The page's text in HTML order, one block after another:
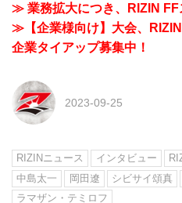
≫ 業務拡大につき、RIZIN FF
≫【企業様向け】大会、
企業タイアップ募集中！
2023-09-25
RIZINニュース インタビュー
中島太一
岡田遼 シビサイ頌真
ラマザン・テミロフ